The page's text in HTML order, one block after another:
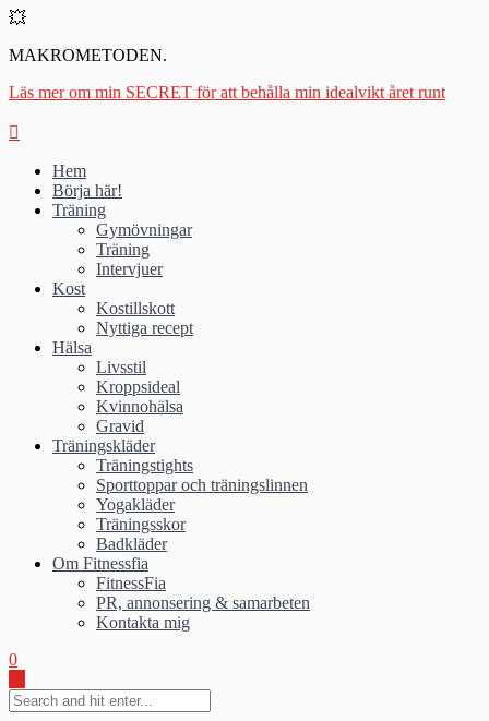
💥
MAKROMETODEN.
Läs mer om min SECRET för att behålla min idealvikt året runt
Hem
Börja här!
Träning
Gymövningar
Träning
Intervjuer
Kost
Kostillskott
Nyttiga recept
Hälsa
Livsstil
Kroppsideal
Kvinnohälsa
Gravid
Träningskläder
Träningstights
Sporttoppar och träningslinnen
Yogakläder
Träningsskor
Badkläder
Om Fitnessfia
FitnessFia
PR, annonsering & samarbeten
Kontakta mig
0